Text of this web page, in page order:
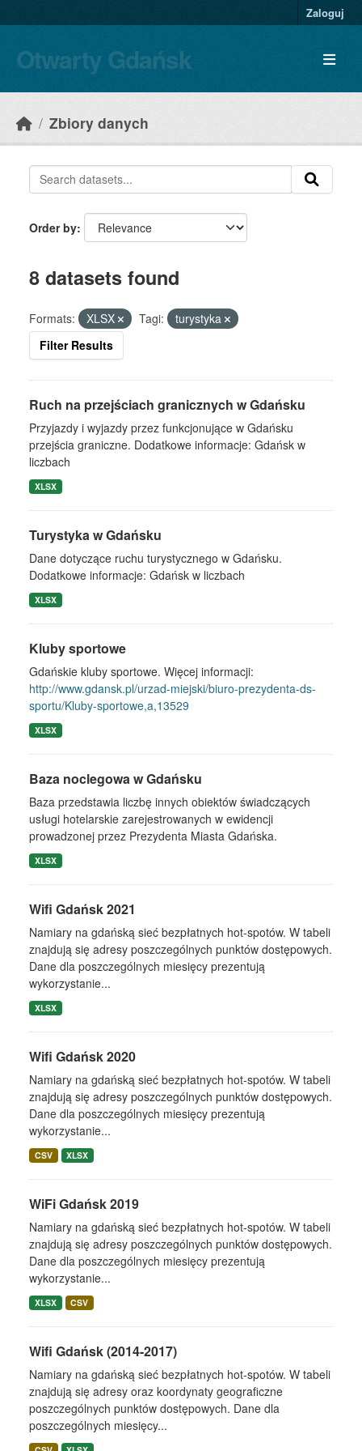
Zaloguj
Otwarty Gdańsk
Zbiory danych
Order by
8 datasets found
Formats: XLSX Tagi:
turystyka
Filter Results
Ruch na przejściach granicznych w Gdańsku
Przyjazdy i wyjazdy przez funkcjonujące w Gdańsku
przejścia graniczne. Dodatkowe informacje: Gdańsk w
liczbach
XLSX
Turystyka w Gdańsku
Dane dotyczące ruchu turystycznego w Gdańsku.
Dodatkowe informacje: Gdańsk w liczbach
XLSX
Kluby sportowe
Gdańskie kluby sportowe. Więcej informacji:
http://www.gdansk.pl/urzad-miejski/biuro-prezydenta-ds-
sportu/Kluby-sportowe,a,13529
XLSX
Baza noclegowa w Gdańsku
Baza przedstawia liczbę innych obiektów świadczących
usługi hotelarskie zarejestrowanych w ewidencji
prowadzonej przez Prezydenta Miasta Gdańska.
XLSX
Wifi Gdańsk 2021
Namiary na gdańską sieć bezpłatnych hot-spotów. W tabeli
znajdują się adresy poszczególnych punktów dostępowych.
Dane dla poszczególnych miesięcy prezentują
wykorzystanie...
XLSX
Wifi Gdańsk 2020
Namiary na gdańską sieć bezpłatnych hot-spotów. W tabeli
znajdują się adresy poszczególnych punktów dostępowych.
Dane dla poszczególnych miesięcy prezentują
wykorzystanie...
CSV XLSX
WiFi Gdańsk 2019
Namiary na gdańską sieć bezpłatnych hot-spotów. W tabeli
znajdują się adresy poszczególnych punktów dostępowych.
Dane dla poszczególnych miesięcy prezentują
wykorzystanie...
XLSX CSV
Wifi Gdańsk (2014-2017)
Namiary na gdańską sieć bezpłatnych hot-spotów. W tabeli
znajdują się adresy oraz koordynaty geograficzne
poszczególnych punktów dostępowych. Dane dla
poszczególnych miesięcy...